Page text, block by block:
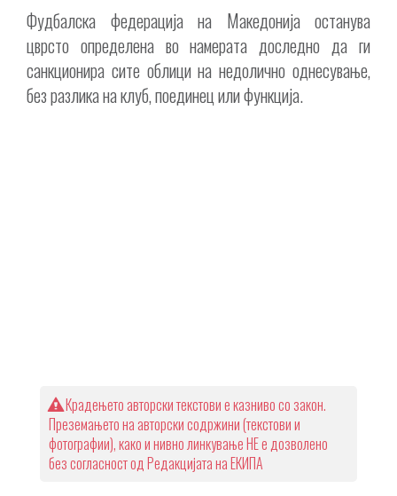
Фудбалска федерација на Македонија останува
цврсто определена во намерата доследно да ги
санкционира сите облици на недолично однесување,
без разлика на клуб, поединец или функција.
Крадењето авторски текстови е казниво со закон.
Преземањето на авторски содржини (текстови и
фотографии), како и нивно линкување НЕ е дозволено
без согласност од Редакцијата на ЕКИПА